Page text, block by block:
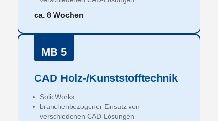
ca. 8 Wochen
MB 5
CAD Holz-/Kunststofftechnik
SolidWorks
branchenbezogener Einsatz von
verschiedenen CAD-Lösungen